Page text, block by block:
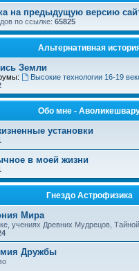
на предыдущую версию
по ссылке: 65825
Альтернативная
Земли
Высокие технологии 16-19
Обо мне -
установки
в моей жизни
Гнездо Астрофизика
Мира
учениях Древних Мудрецов,
Дружбы